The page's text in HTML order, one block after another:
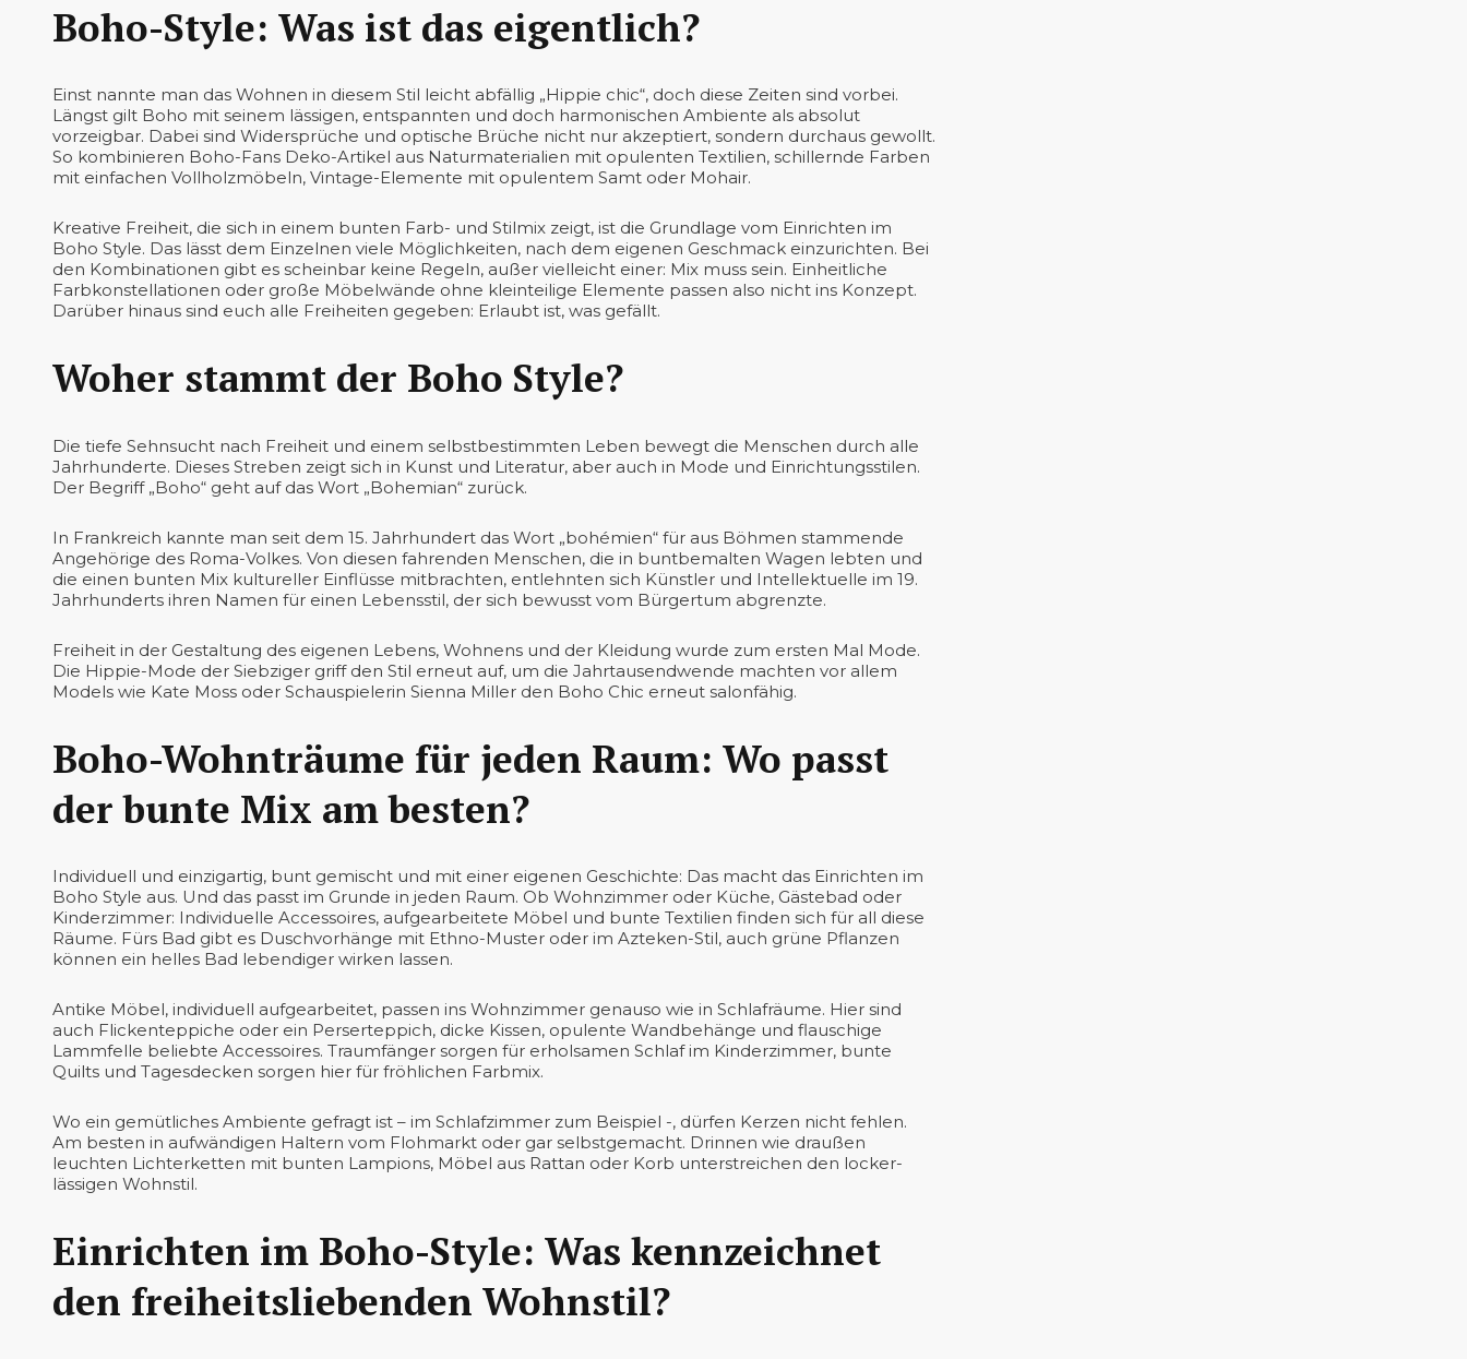
Boho-Style: Was ist das eigentlich?
Einst nannte man das Wohnen in diesem Stil leicht abfällig „Hippie chic“, doch diese Zeiten sind vorbei.
Längst gilt Boho mit seinem lässigen, entspannten und doch harmonischen Ambiente als absolut
vorzeigbar. Dabei sind Widersprüche und optische Brüche nicht nur akzeptiert, sondern durchaus gewollt.
So kombinieren Boho-Fans Deko-Artikel aus Naturmaterialien mit opulenten Textilien, schillernde Farben
mit einfachen Vollholzmöbeln, Vintage-Elemente mit opulentem Samt oder Mohair.
Kreative Freiheit, die sich in einem bunten Farb- und Stilmix zeigt, ist die Grundlage vom Einrichten im
Boho Style. Das lässt dem Einzelnen viele Möglichkeiten, nach dem eigenen Geschmack einzurichten. Bei
den Kombinationen gibt es scheinbar keine Regeln, außer vielleicht einer: Mix muss sein. Einheitliche
Farbkonstellationen oder große Möbelwände ohne kleinteilige Elemente passen also nicht ins Konzept.
Darüber hinaus sind euch alle Freiheiten gegeben: Erlaubt ist, was gefällt.
Woher stammt der Boho Style?
Die tiefe Sehnsucht nach Freiheit und einem selbstbestimmten Leben bewegt die Menschen durch alle
Jahrhunderte. Dieses Streben zeigt sich in Kunst und Literatur, aber auch in Mode und Einrichtungsstilen.
Der Begriff „Boho“ geht auf das Wort „Bohemian“ zurück.
In Frankreich kannte man seit dem 15. Jahrhundert das Wort „bohémien“ für aus Böhmen stammende
Angehörige des Roma-Volkes. Von diesen fahrenden Menschen, die in buntbemalten Wagen lebten und
die einen bunten Mix kultureller Einflüsse mitbrachten, entlehnten sich Künstler und Intellektuelle im 19.
Jahrhunderts ihren Namen für einen Lebensstil, der sich bewusst vom Bürgertum abgrenzte.
Freiheit in der Gestaltung des eigenen Lebens, Wohnens und der Kleidung wurde zum ersten Mal Mode.
Die Hippie-Mode der Siebziger griff den Stil erneut auf, um die Jahrtausendwende machten vor allem
Models wie Kate Moss oder Schauspielerin Sienna Miller den Boho Chic erneut salonfähig.
Boho-Wohnträume für jeden Raum: Wo passt
der bunte Mix am besten?
Individuell und einzigartig, bunt gemischt und mit einer eigenen Geschichte: Das macht das Einrichten im
Boho Style aus. Und das passt im Grunde in jeden Raum. Ob Wohnzimmer oder Küche, Gästebad oder
Kinderzimmer: Individuelle Accessoires, aufgearbeitete Möbel und bunte Textilien finden sich für all diese
Räume. Fürs Bad gibt es Duschvorhänge mit Ethno-Muster oder im Azteken-Stil, auch grüne Pflanzen
können ein helles Bad lebendiger wirken lassen.
Antike Möbel, individuell aufgearbeitet, passen ins Wohnzimmer genauso wie in Schlafräume. Hier sind
auch Flickenteppiche oder ein Perserteppich, dicke Kissen, opulente Wandbehänge und flauschige
Lammfelle beliebte Accessoires. Traumfänger sorgen für erholsamen Schlaf im Kinderzimmer, bunte
Quilts und Tagesdecken sorgen hier für fröhlichen Farbmix.
Wo ein gemütliches Ambiente gefragt ist – im Schlafzimmer zum Beispiel -, dürfen Kerzen nicht fehlen.
Am besten in aufwändigen Haltern vom Flohmarkt oder gar selbstgemacht. Drinnen wie draußen
leuchten Lichterketten mit bunten Lampions, Möbel aus Rattan oder Korb unterstreichen den locker-
lässigen Wohnstil.
Einrichten im Boho-Style: Was kennzeichnet
den freiheitsliebenden Wohnstil?